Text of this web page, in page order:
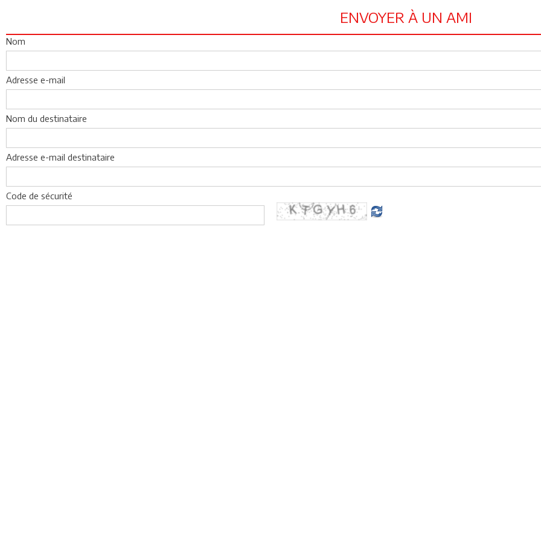
ENVOYER À UN AMI
Nom
Adresse e-mail
Nom du destinataire
Adresse e-mail destinataire
Code de sécurité